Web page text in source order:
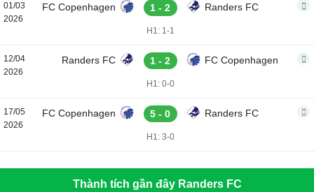
01/03
2026
FC Copenhagen 1 - 2 Randers FC
H1: 1-1
12/04
2026
Randers FC 1 - 2 FC Copenhagen
H1: 0-0
17/05
2026
FC Copenhagen 5 - 0 Randers FC
H1: 3-0
Thành tích gần đây Randers FC